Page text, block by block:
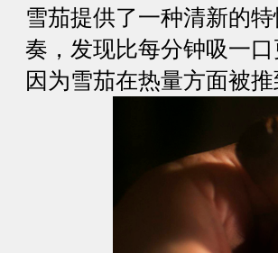
雪茄提供了一种清新的
奏，发现比每分钟吸一
因为雪茄在热量方面被推